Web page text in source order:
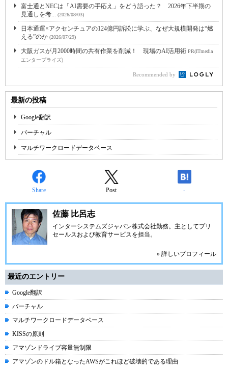
富士通とNECは「AI需要の手応え」をどう語った？ 2026年下半期の
見通しを考... (2026/08/03)
日本通運×アクセンチュアの124億円訴訟に学ぶ、なぜ大規模開発は“燃
える”のか (2026/07/29)
大阪ガスが月2000時間の共有作業を削減！ 現場のAI活用術 PR(ITmedia
エンタープライズ)
Recommended by
最新の投稿
Google翻訳
バーチャル
マルチワークロードデータベース
Share Post -
佐藤 比呂志
インターシステムズジャパン株式会社勤務。主としてプリ
セールスおよび教育サービスを担当。
» 詳しいプロフィール
最近のエントリー
Google翻訳
バーチャル
マルチワークロードデータベース
KISSの原則
アマゾンドライブ容量無制限
アマゾンのドル箱となったAWSがこれほど破壊的である理由